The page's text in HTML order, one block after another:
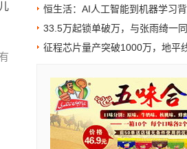
恒生活：AI人工智能到机器学习
33.5万起锁单破万，与张雨绮一
征程芯片量产突破1000万，地平